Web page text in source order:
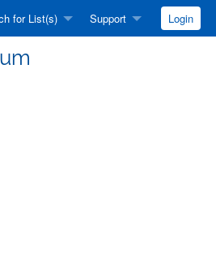
for List(s) Support Login